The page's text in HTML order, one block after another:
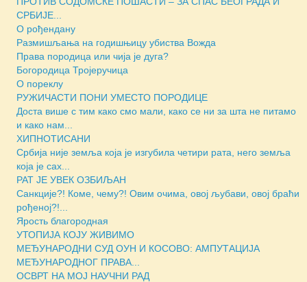
СРБИЈЕ...
О рођендану
Размишљања на годишњицу убиства Вожда
Права породица или чија је дуга?
Богородица Тројеручица
О пореклу
РУЖИЧАСТИ ПОНИ УМЕСТО ПОРОДИЦЕ
Доста више с тим како смо мали, како се ни за шта не питамо
и како нам...
ХИПНОТИСАНИ
Србија није земља која је изгубила четири рата, него земља
која је сах...
РАТ ЈЕ УВЕК ОЗБИЉАН
Санкције?! Коме, чему?! Овим очима, овој љубави, овој браћи
рођеној?!...
Ярость благородная
УТОПИЈА КОЈУ ЖИВИМО
МЕЂУНАРОДНИ СУД ОУН И КОСОВО: АМПУТАЦИЈА
МЕЂУНАРОДНОГ ПРАВА...
ОСВРТ НА МОЈ НАУЧНИ РАД